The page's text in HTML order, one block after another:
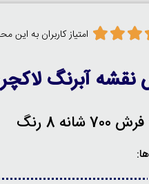
امتیاز کاربران به این
نقشه آبرنگ
شانه 8 رنگ